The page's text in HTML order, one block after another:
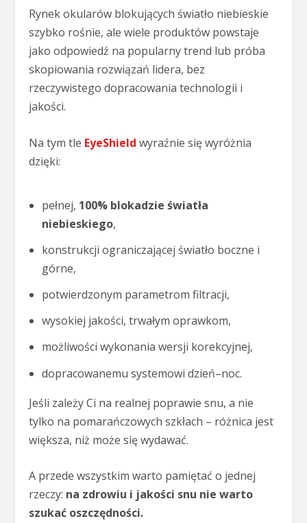
Rynek okularów blokujących światło niebieskie
szybko rośnie, ale wiele produktów powstaje
jako odpowiedź na popularny trend lub próba
skopiowania rozwiązań lidera, bez
rzeczywistego dopracowania technologii i
jakości.
Na tym tle EyeShield wyraźnie się wyróżnia
dzięki:
pełnej, 100% blokadzie światła
niebieskiego,
konstrukcji ograniczającej światło boczne i
górne,
potwierdzonym parametrom filtracji,
wysokiej jakości, trwałym oprawkom,
możliwości wykonania wersji korekcyjnej,
dopracowanemu systemowi dzień–noc.
Jeśli zależy Ci na realnej poprawie snu, a nie
tylko na pomarańczowych szkłach – różnica jest
większa, niż może się wydawać.
A przede wszystkim warto pamiętać o jednej
rzeczy: na zdrowiu i jakości snu nie warto
szukać oszczędności.